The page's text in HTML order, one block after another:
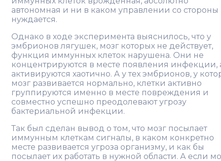
автономная и ни в каком управлении со стороны
нуждается.
Однако в ходе эксперимента выяснилось, что у
эмбрионов лягушек, мозг которых не действует,
функция иммунных клеток нарушена. Они не
концентрируются в месте появления инфекции,
активируются хаотично. А у тех эмбрионов, у
мозг развивается нормально, клетки активно
группируются именно в месте повреждения и
совместно успешно преодолевают угрозу
бактериальной инфекции.
Так был сделан вывод о том, что мозг посылает
иммунным клеткам сигналы, в каком конкретно
месте развивается угроза организму, и как бы
посылает их работать в нужной области. А если